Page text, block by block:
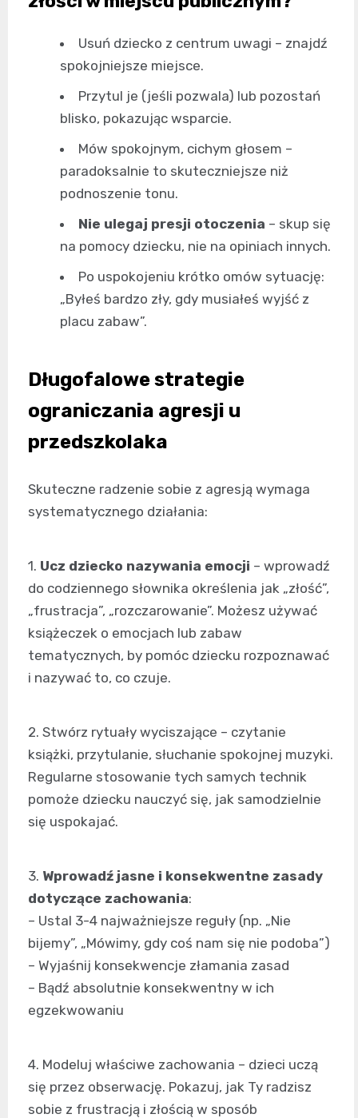
Usuń dziecko z centrum uwagi – znajdź
spokojniejsze miejsce.
Przytul je (jeśli pozwala) lub pozostań
blisko, pokazując wsparcie.
Mów spokojnym, cichym głosem –
paradoksalnie to skuteczniejsze niż
podnoszenie tonu.
Nie ulegaj presji otoczenia – skup się
na pomocy dziecku, nie na opiniach innych.
Po uspokojeniu krótko omów sytuację:
„Byłeś bardzo zły, gdy musiałeś wyjść z
placu zabaw”.
Długofalowe strategie
ograniczania agresji u
przedszkolaka
Skuteczne radzenie sobie z agresją wymaga
systematycznego działania:
1. Ucz dziecko nazywania emocji – wprowadź
do codziennego słownika określenia jak „złość”,
„frustracja”, „rozczarowanie”. Możesz używać
książeczek o emocjach lub zabaw
tematycznych, by pomóc dziecku rozpoznawać
i nazywać to, co czuje.
2. Stwórz rytuały wyciszające – czytanie
książki, przytulanie, słuchanie spokojnej muzyki.
Regularne stosowanie tych samych technik
pomoże dziecku nauczyć się, jak samodzielnie
się uspokajać.
3. Wprowadź jasne i konsekwentne zasady
dotyczące zachowania:
– Ustal 3-4 najważniejsze reguły (np. „Nie
bijemy”, „Mówimy, gdy coś nam się nie podoba”)
– Wyjaśnij konsekwencje złamania zasad
– Bądź absolutnie konsekwentny w ich
egzekwowaniu
4. Modeluj właściwe zachowania – dzieci uczą
się przez obserwację. Pokazuj, jak Ty radzisz
sobie z frustracją i złością w sposób